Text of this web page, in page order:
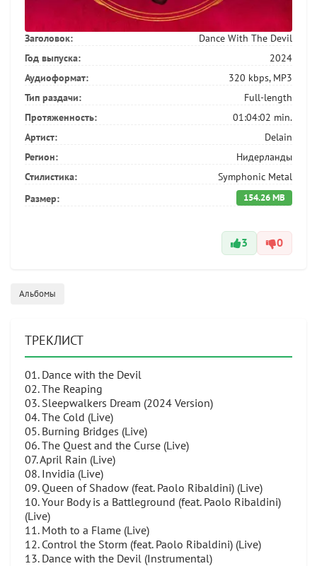
Заголовок:
Dance With The Devil
Год выпуска:
2024
Аудиоформат:
320 kbps, MP3
Тип раздачи:
Full-length
Протяженность:
01:04:02 min.
Артист:
Delain
Регион:
Нидерланды
Стилистика:
Symphonic Metal
Размер:
154.26 MB
3 0
Альбомы
ТРЕКЛИСТ
01. Dance with the Devil
02. The Reaping
03. Sleepwalkers Dream (2024 Version)
04. The Cold (Live)
05. Burning Bridges (Live)
06. The Quest and the Curse (Live)
07. April Rain (Live)
08. Invidia (Live)
09. Queen of Shadow (feat. Paolo Ribaldini) (Live)
10. Your Body is a Battleground (feat. Paolo Ribaldini)
(Live)
11. Moth to a Flame (Live)
12. Control the Storm (feat. Paolo Ribaldini) (Live)
13. Dance with the Devil (Instrumental)